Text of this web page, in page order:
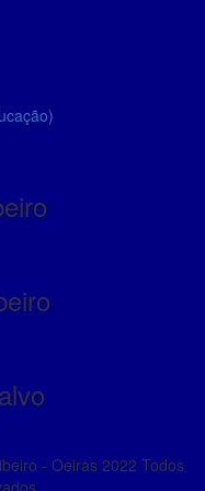
- Oeiras 2022 Todos